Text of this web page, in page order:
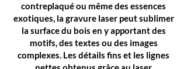
contreplaqué ou même des essences
exotiques, la gravure laser peut sublimer
la surface du bois en y apportant des
motifs, des textes ou des images
complexes. Les détails fins et les lignes